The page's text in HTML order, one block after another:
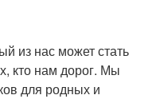
из нас может стать
кто нам дорог. Мы
для родных и